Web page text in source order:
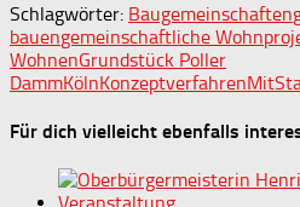
Schlagwörter: Baugemeinschaften
bauengemeinschaftliche
WohnenGrundstück Poller
DammKölnKonzeptverfahren
Für dich vielleicht ebenfalls